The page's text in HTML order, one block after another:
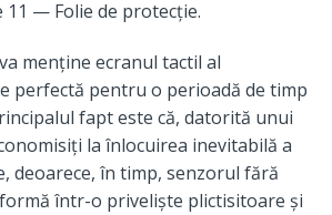
11 — Folie de protecție.
menține ecranul tactil al
perfectă pentru o perioadă de timp
fapt este că, datorită unui
la înlocuirea inevitabilă a
deoarece, în timp, senzorul fără
într-o priveliște plictisitoare și